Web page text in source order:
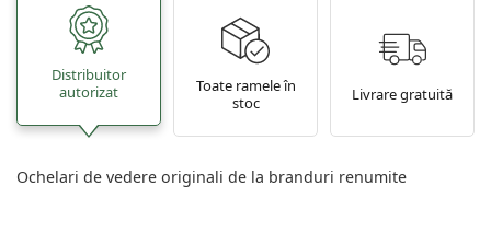
Distribuitor
autorizat
Toate ramele în
stoc
Livrare gratuită
Ochelari de vedere originali de la branduri renumite